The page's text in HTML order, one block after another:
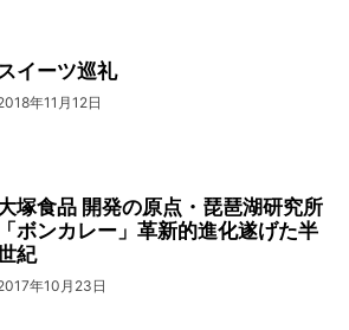
スイーツ巡礼
年11月12日
塚食品 開発の原点・琵琶湖研究所
「ボンカレー」革新的進化遂げた半
紀
年10月23日